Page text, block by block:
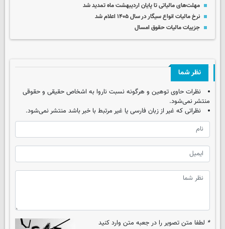
مهلت‌های مالیاتی تا پایان اردیبهشت ماه تمدید شد
نرخ مالیات انواع سیگار در سال ۱۴۰۵ اعلام شد
جزییات مالیات حقوق امسال
نظر شما
نظرات حاوی توهین و هرگونه نسبت ناروا به اشخاص حقیقی و حقوقی
منتشر نمی‌شود.
نظراتی که غیر از زبان فارسی یا غیر مرتبط با خبر باشد منتشر نمی‌شود.
* لطفا متن تصویر را در جعبه متن وارد کنید